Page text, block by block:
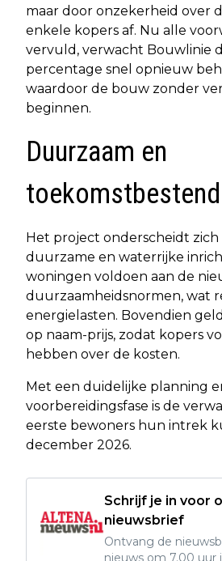
maar door onzekerheid over
enkele kopers af. Nu alle
vervuld, verwacht Bouwlinie
percentage snel opnieuw
waardoor de bouw zonder
beginnen.
Duurzaam en
Het project onderscheidt zich
duurzame en waterrijke
woningen voldoen aan de
duurzaamheidsnormen, wat
energielasten. Bovendien
op naam-prijs, zodat kopers
hebben over de kosten.
Met een duidelijke planning
voorbereidingsfase is de
eerste bewoners hun intrek
december 2026.
Schrijf je in voor
nieuwsbrief
Ontvang de
nieuws om 7.00 uur